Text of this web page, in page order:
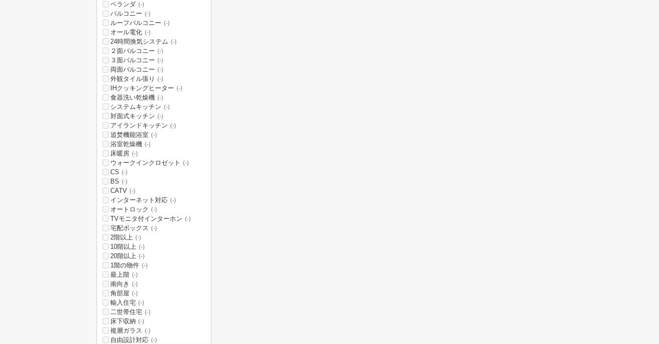
ベランダ (-)
バルコニー (-)
ルーフバルコニー (-)
オール電化 (-)
24時間換気システム (-)
２面バルコニー (-)
３面バルコニー (-)
両面バルコニー (-)
外観タイル張り (-)
IHクッキングヒーター (-)
食器洗い乾燥機 (-)
システムキッチン (-)
対面式キッチン (-)
アイランドキッチン (-)
追焚機能浴室 (-)
浴室乾燥機 (-)
床暖房 (-)
ウォークインクロゼット (-)
CS (-)
BS (-)
CATV (-)
インターネット対応 (-)
オートロック (-)
TVモニタ付インターホン (-)
宅配ボックス (-)
2階以上 (-)
10階以上 (-)
20階以上 (-)
1階の物件 (-)
最上階 (-)
南向き (-)
角部屋 (-)
輸入住宅 (-)
二世帯住宅 (-)
床下収納 (-)
複層ガラス (-)
自由設計対応 (-)